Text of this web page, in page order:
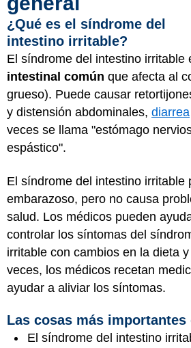
¿Qué es el síndrome del
intestino irritable?
El síndrome del intestino irritable
intestinal común que afecta al
grueso). Puede causar
y distensión abdominales, diarrea
veces se llama "estómago
espástico".
El síndrome del intestino irritable
embarazoso, pero no causa
salud. Los médicos pueden
controlar los síntomas del
irritable con cambios en la dieta
veces, los médicos recetan
ayudar a aliviar los síntomas.
Las cosas más importantes
El síndrome del intestino